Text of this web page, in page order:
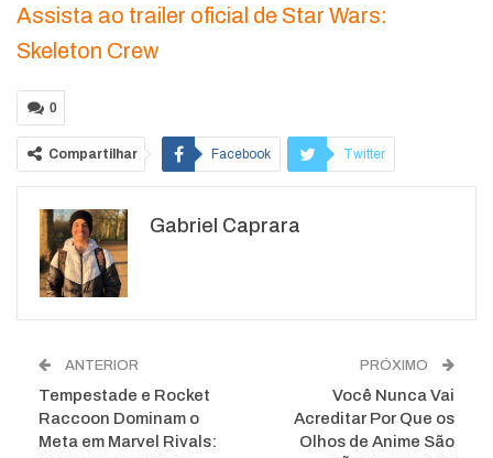
Assista ao trailer oficial de Star Wars:
Skeleton Crew
0
Compartilhar Facebook Twitter
WhatsApp
Gabriel Caprara
ANTERIOR
Tempestade e Rocket
Raccoon Dominam o
Meta em Marvel Rivals:
PRÓXIMO
Você Nunca Vai
Acreditar Por Que os
Olhos de Anime São